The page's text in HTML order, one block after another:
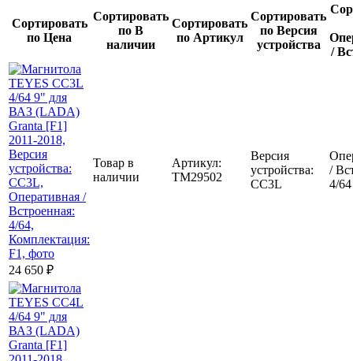
Сортировать
по Цена
Сортировать
по В
наличии
Сортировать
по Артикул
Сортировать
по Версия
устройства
/
24 650 ₽
Товар в
наличии
Артикул:
TM29502
Версия
устройства:
CC3L
/
4/64